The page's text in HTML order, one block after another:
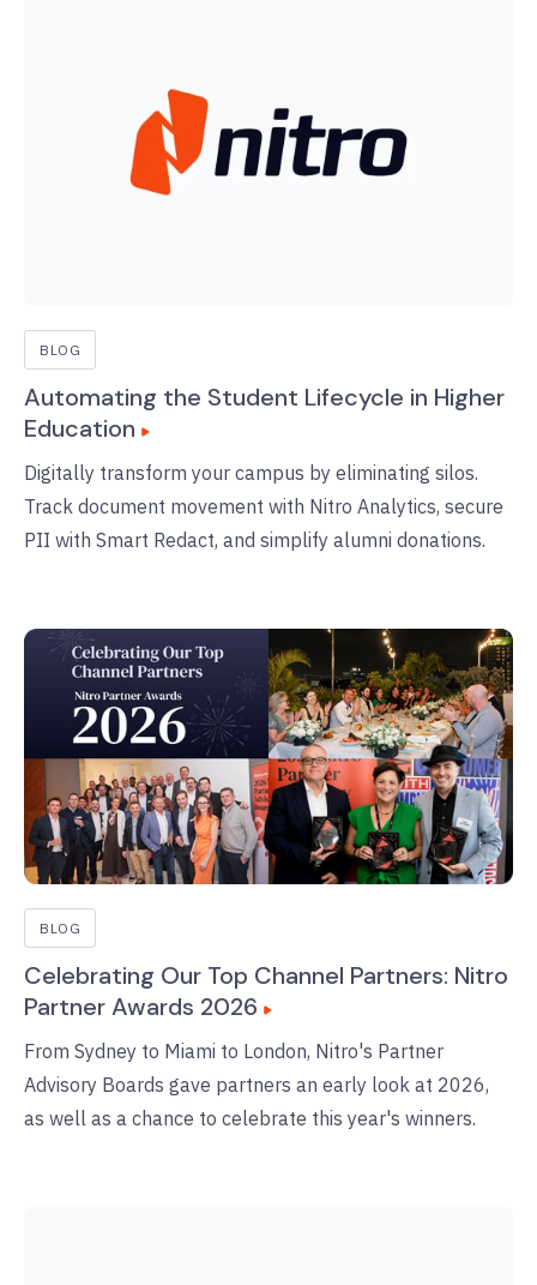
BLOG
Automating the Student Lifecycle in Higher
Education
Digitally transform your campus by eliminating silos.
Track document movement with Nitro Analytics, secure
PII with Smart Redact, and simplify alumni donations.
BLOG
Celebrating Our Top Channel Partners: Nitro
Partner Awards 2026
From Sydney to Miami to London, Nitro's Partner
Advisory Boards gave partners an early look at 2026,
as well as a chance to celebrate this year's winners.